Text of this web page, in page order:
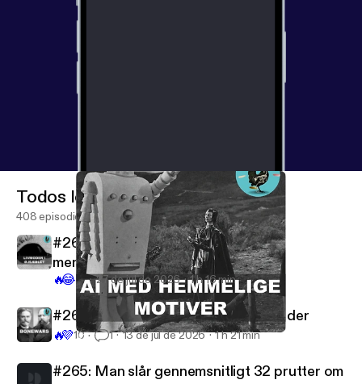
#262: Hvorfor bliver AI hele tiden til Hitler?
Todos los episodios
408 episodios
#267: Sommersjov med Mark: Abe
menstruationscyklus
🔥😂15 27 de jul de 2026 1 h 16 min
#266: Dinosaurknoglernes dødsfjender
🔥💜10 1 13 de jul de 2026 1 h 21 min
#265: Man slår gennemsnitligt 32 prutter om